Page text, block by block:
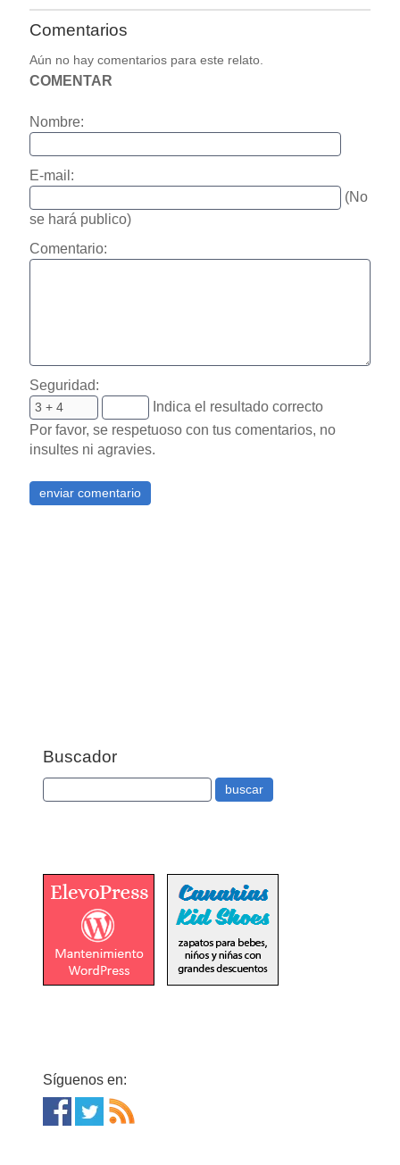
Comentarios
Aún no hay comentarios para este relato.
COMENTAR
Nombre:
E-mail:
(No
se hará publico)
Comentario:
Seguridad:
Indica el resultado correcto
Por favor, se respetuoso con tus comentarios, no
insultes ni agravies.
Buscador
Síguenos en: